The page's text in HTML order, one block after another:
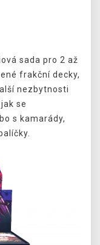
sada pro 2 až
frakční decky,
nezbytnosti
se
s kamarády,